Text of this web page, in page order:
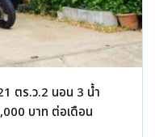
ตร.ว.2 นอน 3 น้ำ
บาท ต่อเดือน